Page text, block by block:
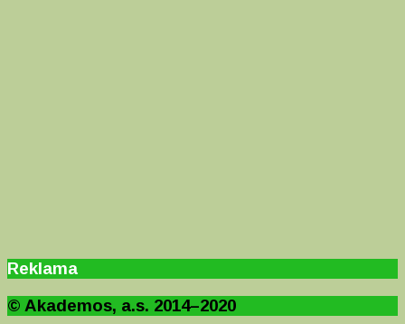
Reklama
© Akademos, a.s. 2014–2020